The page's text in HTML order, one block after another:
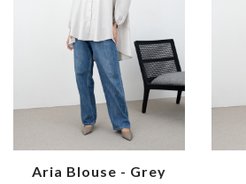
Aria Blouse - Grey